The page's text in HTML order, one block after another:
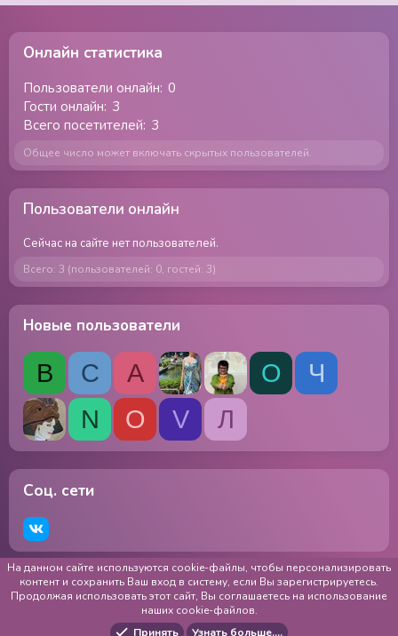
Онлайн статистика
Пользователи онлайн 0
Гости онлайн 3
Всего посетителей 3
Общее число может включать скрытых пользователей.
Пользователи онлайн
Сейчас на сайте нет пользователей.
Всего: 3 (пользователей: 0, гостей: 3)
Новые пользователи
В С А О
Ч
N
О V Л
Соц. сети
RU Обратная связь
Использование cookie-файлов
Публичная оферта
Сведения об образовательной организации
Обработка и хранение персональных данных
Политика конфиденциальности
Помощь Главная
На данном сайте используются cookie-файлы, чтобы персонализировать
контент и сохранить Ваш вход в систему, если Вы зарегистрируетесь.
Продолжая использовать этот сайт, Вы соглашаетесь на использование
наших cookie-файлов.
Принять
Узнать больше.…